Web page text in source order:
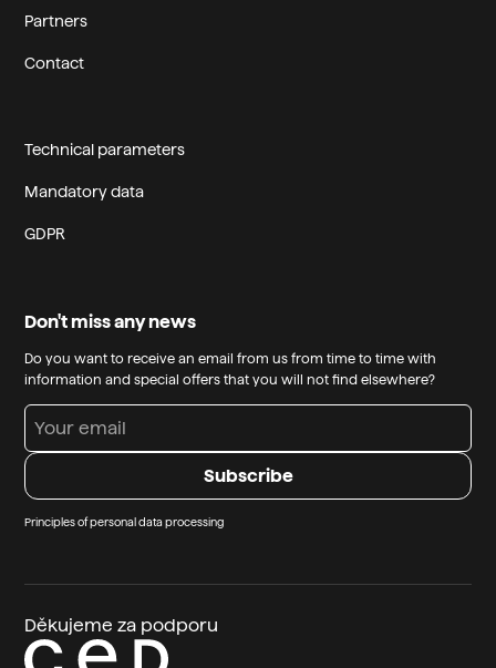
Partners
Contact
Technical parameters
Mandatory data
GDPR
Don't miss any news
Do you want to receive an email from us from time to time with
information and special offers that you will not find elsewhere?
Principles of personal data processing
Děkujeme za podporu